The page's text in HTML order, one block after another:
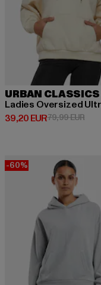
URBAN CLASSICS
39,20 EUR
Derzeitiger Preis: 39,20
79,99 EUR
-60%